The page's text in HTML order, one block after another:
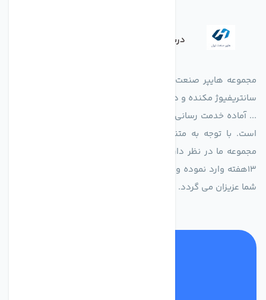
درباره فروشگاه
مجموعه هایپر صنعت ایران در امر تولید و واردات انواع فن های
سانتریفیوژ مکنده و دمنده آکسیال، سقفی، بین کانالی، مرغداری و
... آماده خدمت رسانی به شرکت های تولیدی، صنعتی و ساختمانی
است. با توجه به متنوع بودن فن های تولیدی کمپانی اروپایی
مجموعه ما در نظر دارد کالاهای تخصصی شما عزیزان رو در صرف
13هفته وارد نموده و این عمر باعث صرفه جویی در هزینه و زمان
شما عزیزان می گردد.